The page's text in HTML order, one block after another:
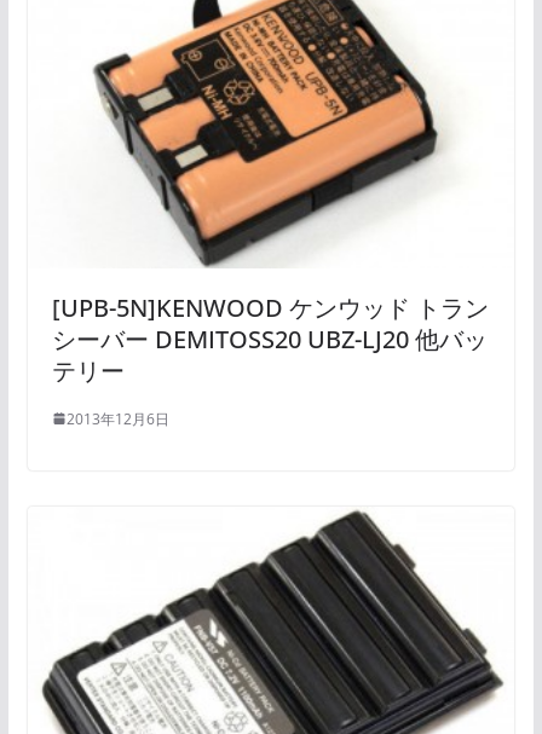
[UPB-5N]KENWOOD ケンウッド トラン
シーバー DEMITOSS20 UBZ-LJ20 他バッ
テリー
2013年12月6日